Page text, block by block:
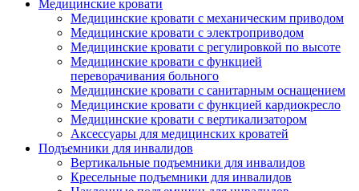
Медицинские кровати
Медицинские кровати с механическим приводом
Медицинские кровати с электроприводом
Медицинские кровати с регулировкой по высоте
Медицинские кровати с функцией
переворачивания больного
Медицинские кровати с санитарным оснащением
Медицинские кровати с функцией кардиокресло
Медицинские кровати с вертикализатором
Аксессуары для медицинских кроватей
Подъемники для инвалидов
Вертикальные подъемники для инвалидов
Кресельные подъемники для инвалидов